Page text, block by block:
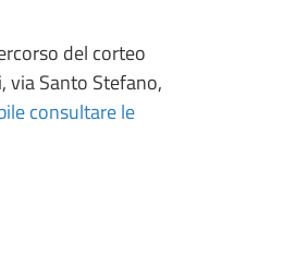
del corteo
via Santo Stefano,
consultare le